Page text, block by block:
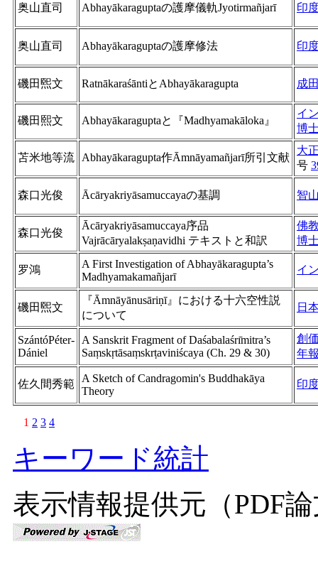
奥山直司 Abhayākaraguptaの護摩儀軌Jyotirmañjarī 印
奥山直司 Abhayākaraguptaの護摩修法 印
磯田煕文 RatnākaraśāntiとAbhayākaragupta 成
磯田熙文 Abhayākaraguptaと『Madhyamakāloka』
イ
博
苫米地等流 Abhayākaragupta作Āmnāyamañjarī所引文献
大
号
森口光俊 Ācāryakriyāsamuccayaの基調 智
森口光俊
Ācāryakriyāsamuccaya序品
Vajrācāryalakṣaṇavidhi テキストと和訳
佛
博
罗鴻
A First Investigation of Abhayākaragupta’s
Madhyamakamañjarī
イ
磯田煕文
『Āmnāyānusāriṇī』における十六空性説
について
日
SzántóPéter-
Dániel
A Sanskrit Fragment of Daśabalaśrı̄mitra’s
Saṃskṛtāsaṃskrṭaviniścaya (Ch. 29 & 30)
創
年
佐久間秀範
A Sketch of Candragomin's Buddhakāya
Theory
印
1 2 3 4
キーワード統計
表示情報提供元（PDF